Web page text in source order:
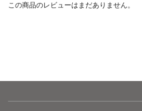
この商品のレビューはまだありません。